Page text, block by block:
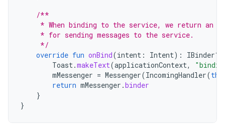
/**
* When binding to the service, we return an
     * for sending messages to the service.
     */
override fun onBind(intent : Intent): IBinder?
Toast.makeText(applicationContext,
mMessenger = Messenger(IncomingHandler(
return mMessenger .binder
}
}